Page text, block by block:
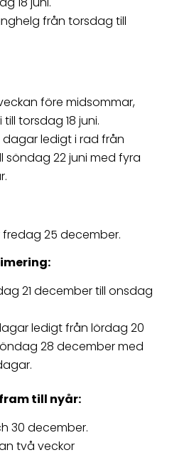
från torsdag till
före midsommar,
torsdag 18 juni.
ledigt i rad från
söndag 22 juni med fyra
25 december.
21 december till onsdag
ledigt från lördag 20
28 december med
till nyår:
30 december.
två veckor